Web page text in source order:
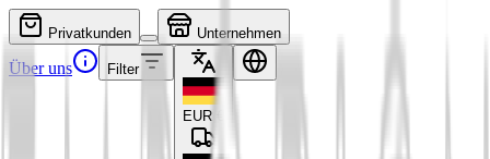
Privatkunden Unternehmen
Über uns Filter
EUR